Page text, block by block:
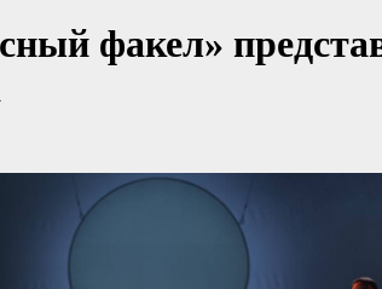
факел»